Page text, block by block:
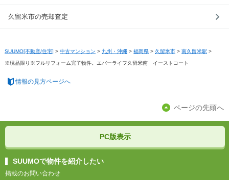
久留米市の売却査定
SUUMO[不動産/住宅] > 中古マンション > 九州・沖縄 > 福岡県 > 久留米市 > 南久留米駅 >
※現品限り※フルリフォーム完了物件。エバーライフ久留米南 イーストコート
情報の見方ページへ
ページの先頭へ
PC版表示
SUUMOで物件を紹介したい
掲載のお問い合わせ